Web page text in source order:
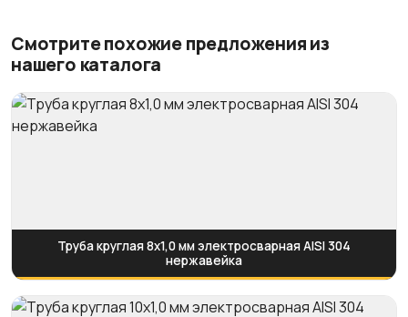
Смотрите похожие предложения из
нашего каталога
Труба круглая 8х1,0 мм электросварная AISI 304
нержавейка